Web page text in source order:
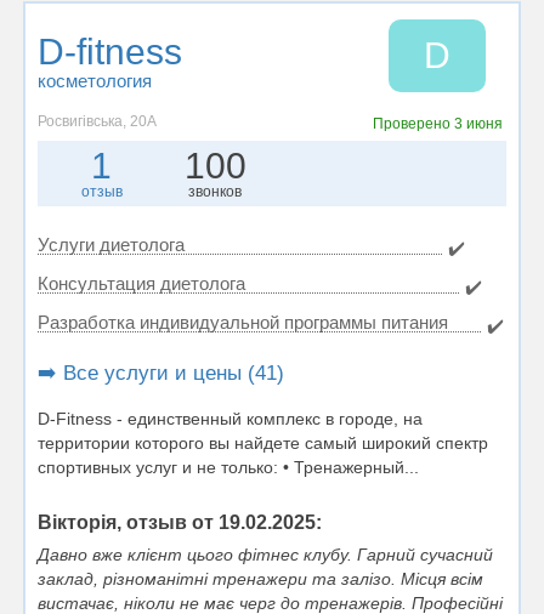
D-fitness
косметология
D
Росвигівська, 20А Проверено 3 июня
1
отзыв
100
звонков
Услуги диетолога
✔️
Консультация диетолога
✔️
Разработка индивидуальной программы питания
✔️
➡️ Все услуги и цены (41)
D-Fitness - единственный комплекс в городе, на
территории которого вы найдете самый широкий спектр
спортивных услуг и не только: • Тренажерный...
Вікторія, отзыв от 19.02.2025:
Давно вже клієнт цього фітнес клубу. Гарний сучасний
заклад, різноманітні тренажери та залізо. Місця всім
вистачає, ніколи не має черг до тренажерів. Професійні